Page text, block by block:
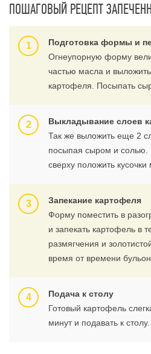
ПОШАГОВЫЙ РЕЦЕПТ
Подготовка формы и
Огнеупорную форму
частью масла и
картофеля. Посыпать
Выкладывание слоев
Так же выложить еще 2
посыпая сыром и солью.
сверху положить кусочки
Запекание картофеля
Форму поместить в
и запекать картофель в
размягчения и
время от времени
Подача к столу
Готовый картофель
минут и подавать к столу.